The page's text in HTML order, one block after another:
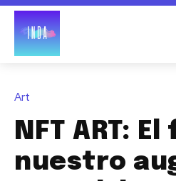
Art
NFT ART:
nuestro